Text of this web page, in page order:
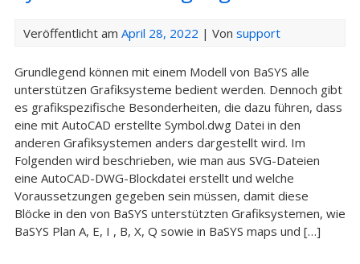
Veröffentlicht am April 28, 2022 | Von support
Grundlegend können mit einem Modell von BaSYS alle
unterstützen Grafiksysteme bedient werden. Dennoch gibt
es grafikspezifische Besonderheiten, die dazu führen, dass
eine mit AutoCAD erstellte Symbol.dwg Datei in den
anderen Grafiksystemen anders dargestellt wird. Im
Folgenden wird beschrieben, wie man aus SVG-Dateien
eine AutoCAD-DWG-Blockdatei erstellt und welche
Voraussetzungen gegeben sein müssen, damit diese
Blöcke in den von BaSYS unterstützten Grafiksystemen, wie
BaSYS Plan A, E, I , B, X, Q sowie in BaSYS maps und […]